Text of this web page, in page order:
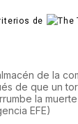
de
de la
de que un
la
EFE)